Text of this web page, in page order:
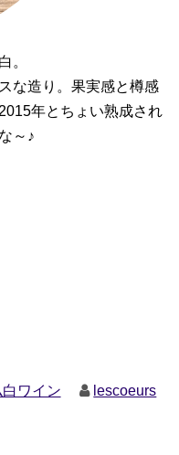
。
な造り。果実感と樽感
年とちょい熟成され
～♪
ワイン lescoeurs